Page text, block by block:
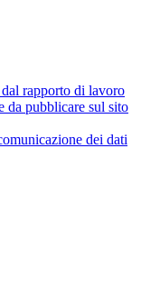
rapporto di lavoro
da pubblicare sul sito
dei dati